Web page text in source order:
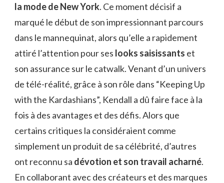
la mode de New York. Ce moment décisif a
marqué le début de son impressionnant parcours
dans le mannequinat, alors qu’elle a rapidement
attiré l’attention pour ses looks saisissants et
son assurance sur le catwalk. Venant d’un univers
de télé-réalité, grâce à son rôle dans “Keeping Up
with the Kardashians”, Kendall a dû faire face à la
fois à des avantages et des défis. Alors que
certains critiques la considéraient comme
simplement un produit de sa célébrité, d’autres
ont reconnu sa dévotion et son travail acharné.
En collaborant avec des créateurs et des marques